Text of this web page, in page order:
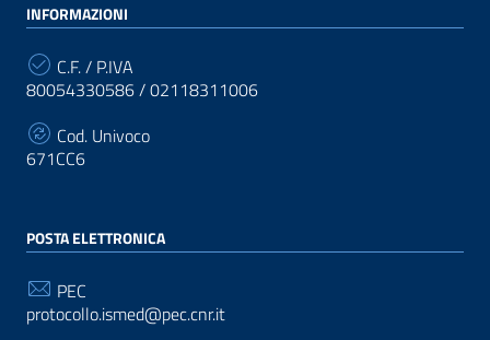
INFORMAZIONI
C.F. / P.IVA
80054330586 / 02118311006
Cod. Univoco
671CC6
POSTA ELETTRONICA
PEC
protocollo.ismed@pec.cnr.it